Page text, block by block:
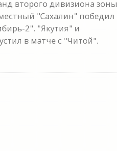
второго дивизиона зоны
"Сахалин" победил
2". "Якутия" и
в матче с "Читой".